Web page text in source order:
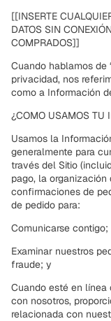
[[INSERTE
DATOS SIN
COMPRADOS]]
Cuando hablamos de
privacidad, nos
como a Información
¿COMO USAMOS TU
Usamos la
generalmente para
través del Sitio
pago, la
confirmaciones de
de pedido para:
Comunicarse contigo;
Examinar nuestros
fraude; y
Cuando esté en
con nosotros,
relacionada con